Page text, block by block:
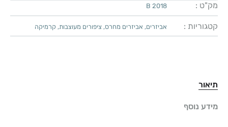
מק"ט : B 2018
קטגוריות : אביזרים, אביזרים מחרס, ציפורים מעוצבות, קרמיקה
תיאור
מידע נוסף